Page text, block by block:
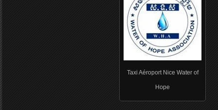
Taxi Aéroport Nice Water of
Hope